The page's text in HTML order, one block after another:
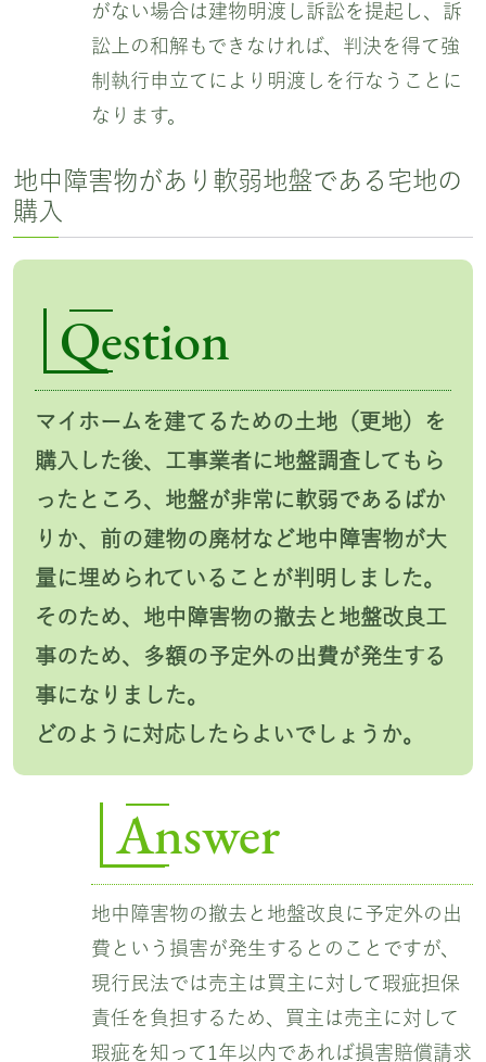
がない場合は建物明渡し訴訟を提起し、訴
訟上の和解もできなければ、判決を得て強
制執行申立てにより明渡しを行なうことに
なります。
地中障害物があり軟弱地盤である宅地の
購入
Qestion
マイホームを建てるための土地（更地）を
購入した後、工事業者に地盤調査してもら
ったところ、地盤が非常に軟弱であるばか
りか、前の建物の廃材など地中障害物が大
量に埋められていることが判明しました。
そのため、地中障害物の撤去と地盤改良工
事のため、多額の予定外の出費が発生する
事になりました。
どのように対応したらよいでしょうか。
Answer
地中障害物の撤去と地盤改良に予定外の出
費という損害が発生するとのことですが、
現行民法では売主は買主に対して瑕疵担保
責任を負担するため、買主は売主に対して
瑕疵を知って1年以内であれば損害賠償請求